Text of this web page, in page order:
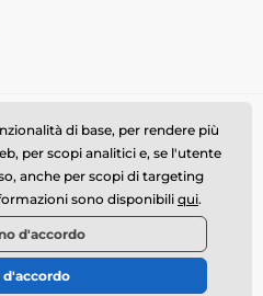
14, 74718, Píšť, Czech
info@momanio.it
online è stato creato da
di base, per rendere più
per scopi analitici e, se l'utente
anche per scopi di targeting
sono disponibiliqui.
d'accordo
d'accordo